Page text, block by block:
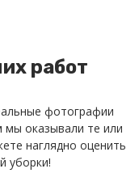
работ
фотографии
оказывали те или
наглядно оценить
уборки!